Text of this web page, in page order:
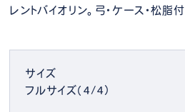
レントバイオリン。弓・ケース・松脂付
サイズ
フルサイズ（4/4）